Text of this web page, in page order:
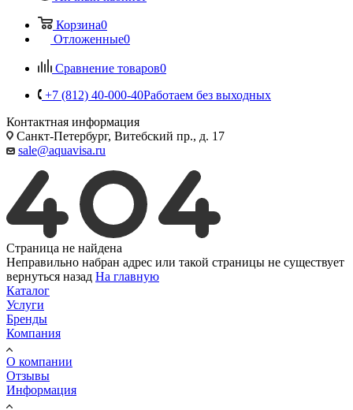
Корзина0
Отложенные0
Сравнение товаров0
+7 (812) 40-000-40Работаем без выходных
Контактная информация
Санкт-Петербург, Витебский пр., д. 17
sale@aquavisa.ru
Страница не найдена
Неправильно набран адрес или такой страницы не существует
вернуться назад На главную
Каталог
Услуги
Бренды
Компания
О компании
Отзывы
Информация